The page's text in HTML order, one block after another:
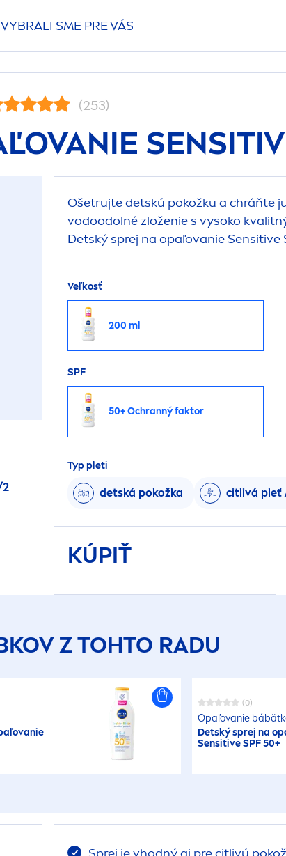
VYBRALI SME PRE VÁS
(253)
2
Ošetrujte detskú pokožku a chráňte
vodoodolné zloženie s vysoko
Detský sprej na opaľovanieSensitive
Veľkosť
200 ml
SPF
50+ Ochranný faktor
Typ pleti
detská pokožka citlivá pleť
KÚPIŤ
Z TOHTO RADU
(0)
Opaľovanie
Detský sprej na
SensitiveSPF 50+